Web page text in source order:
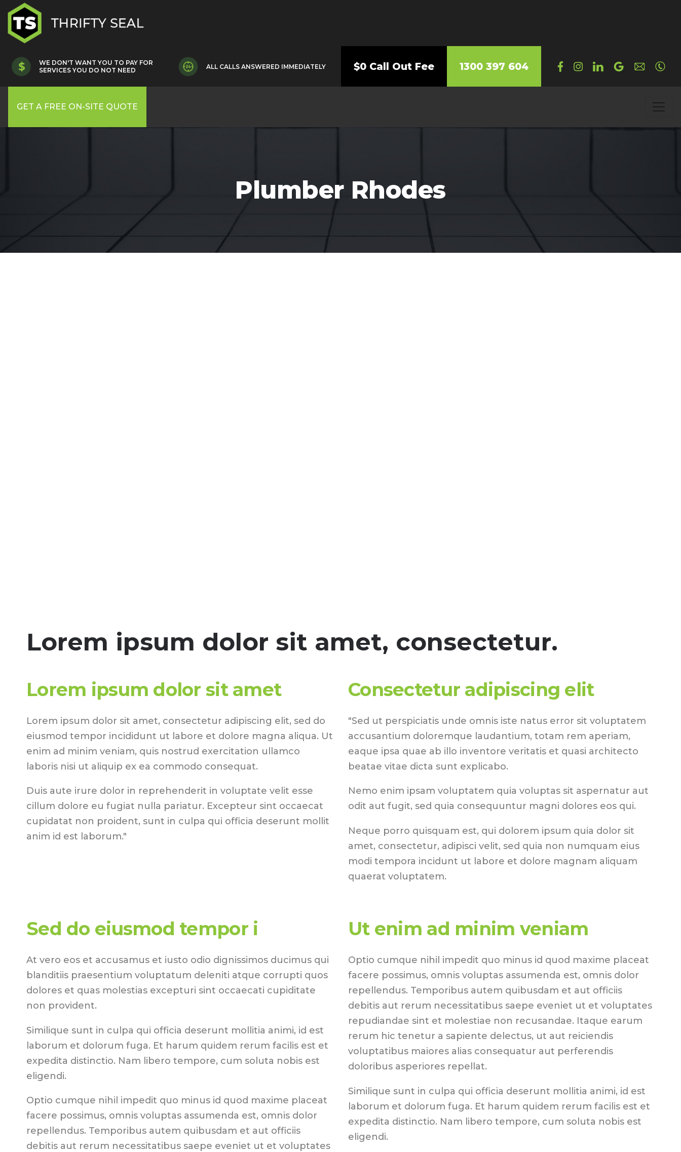
WE DON'T WANT YOU TO PAY FOR
SERVICES YOU DO NOT NEED
ALL CALLS ANSWERED IMMEDIATELY $0 Call Out Fee 1300 397 604
GET A FREE ON-SITE QUOTE
Plumber Rhodes
Lorem ipsum dolor sit amet, consectetur.
Lorem ipsum dolor sit amet
Lorem ipsum dolor sit amet, consectetur adipiscing elit, sed do
eiusmod tempor incididunt ut labore et dolore magna aliqua. Ut
enim ad minim veniam, quis nostrud exercitation ullamco
laboris nisi ut aliquip ex ea commodo consequat.
Duis aute irure dolor in reprehenderit in voluptate velit esse
cillum dolore eu fugiat nulla pariatur. Excepteur sint occaecat
cupidatat non proident, sunt in culpa qui officia deserunt mollit
anim id est laborum."
Consectetur adipiscing elit
"Sed ut perspiciatis unde omnis iste natus error sit voluptatem
accusantium doloremque laudantium, totam rem aperiam,
eaque ipsa quae ab illo inventore veritatis et quasi architecto
beatae vitae dicta sunt explicabo.
Nemo enim ipsam voluptatem quia voluptas sit aspernatur aut
odit aut fugit, sed quia consequuntur magni dolores eos qui.
Neque porro quisquam est, qui dolorem ipsum quia dolor sit
amet, consectetur, adipisci velit, sed quia non numquam eius
modi tempora incidunt ut labore et dolore magnam aliquam
quaerat voluptatem.
Sed do eiusmod tempor i
At vero eos et accusamus et iusto odio dignissimos ducimus qui
blanditiis praesentium voluptatum deleniti atque corrupti quos
dolores et quas molestias excepturi sint occaecati cupiditate
non provident.
Similique sunt in culpa qui officia deserunt mollitia animi, id est
laborum et dolorum fuga. Et harum quidem rerum facilis est et
expedita distinctio. Nam libero tempore, cum soluta nobis est
eligendi.
Optio cumque nihil impedit quo minus id quod maxime placeat
facere possimus, omnis voluptas assumenda est, omnis dolor
repellendus. Temporibus autem quibusdam et aut officiis
debitis aut rerum necessitatibus saepe eveniet ut et voluptates
Ut enim ad minim veniam
Optio cumque nihil impedit quo minus id quod maxime placeat
facere possimus, omnis voluptas assumenda est, omnis dolor
repellendus. Temporibus autem quibusdam et aut officiis
debitis aut rerum necessitatibus saepe eveniet ut et voluptates
repudiandae sint et molestiae non recusandae. Itaque earum
rerum hic tenetur a sapiente delectus, ut aut reiciendis
voluptatibus maiores alias consequatur aut perferendis
doloribus asperiores repellat.
Similique sunt in culpa qui officia deserunt mollitia animi, id est
laborum et dolorum fuga. Et harum quidem rerum facilis est et
expedita distinctio. Nam libero tempore, cum soluta nobis est
eligendi.